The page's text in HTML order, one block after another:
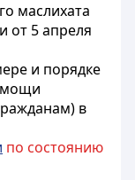
маслихата
от 5 апреля
и порядке
в
по состоянию